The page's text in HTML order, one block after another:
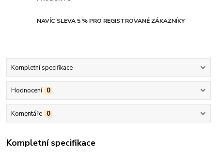
NAVÍC SLEVA 5 % PRO REGISTROVANÉ ZÁKAZNÍKY
Kompletní specifikace
Hodnocení 0
Komentáře 0
Kompletní specifikace